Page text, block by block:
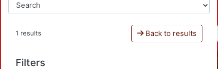
1 results Back to results
Filters